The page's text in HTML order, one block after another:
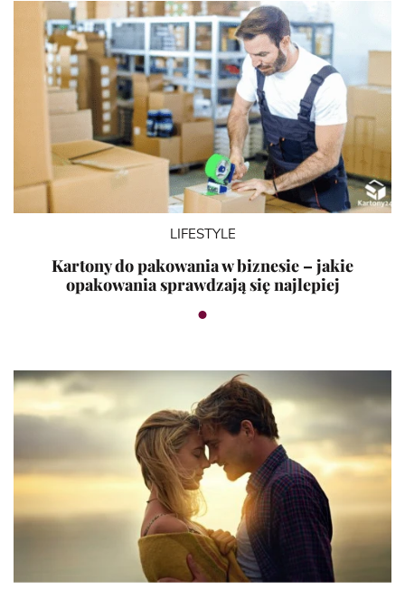
LIFESTYLE
Kartony do pakowania w biznesie – jakie
opakowania sprawdzają się najlepiej